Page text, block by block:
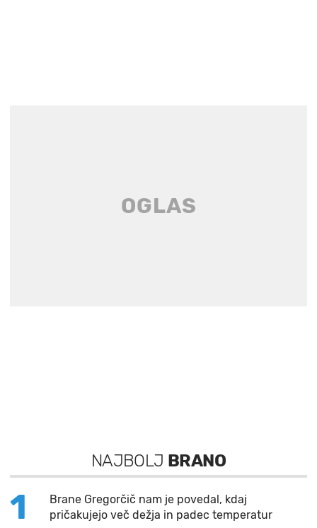
NAJBOLJ BRANO
1
Brane Gregorčič nam je povedal, kdaj
pričakujejo več dežja in padec temperatur